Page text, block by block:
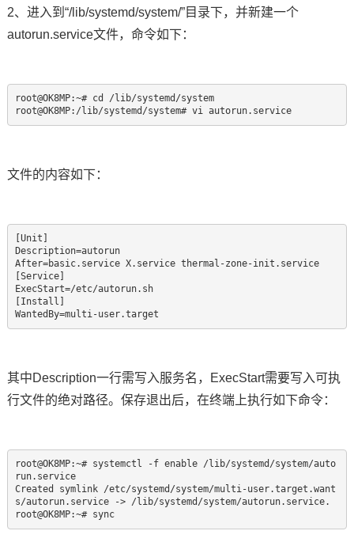
2、进入到“/lib/systemd/system/”目录下，并新建一个
autorun.service文件，命令如下：
root@OK8MP:~# cd /lib/systemd/system
root@OK8MP:/lib/systemd/system# vi autorun.service
文件的内容如下：
[Unit]
Description=autorun
After=basic.service X.service thermal-zone-init.service
[Service]
ExecStart=/etc/autorun.sh
[Install]
WantedBy=multi-user.target
其中Description一行需写入服务名，ExecStart需要写入可执
行文件的绝对路径。保存退出后，在终端上执行如下命令：
root@OK8MP:~# systemctl -f enable /lib/systemd/system/auto
run.service
Created symlink /etc/systemd/system/multi-user.target.want
s/autorun.service -> /lib/systemd/system/autorun.service.
root@OK8MP:~# sync